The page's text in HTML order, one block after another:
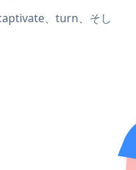
、turn、そし